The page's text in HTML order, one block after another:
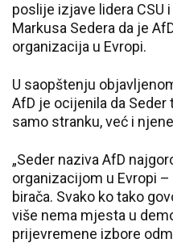
poslije izjave lidera CSU
Markusa Sedera da je
organizacija u Evropi.
U saopštenju
AfD je ocijenila da
samo stranku, već i
„Seder naziva AfD
organizacijom u Evropi
birača. Svako ko tako
više nema mjesta u
prijevremene izbore